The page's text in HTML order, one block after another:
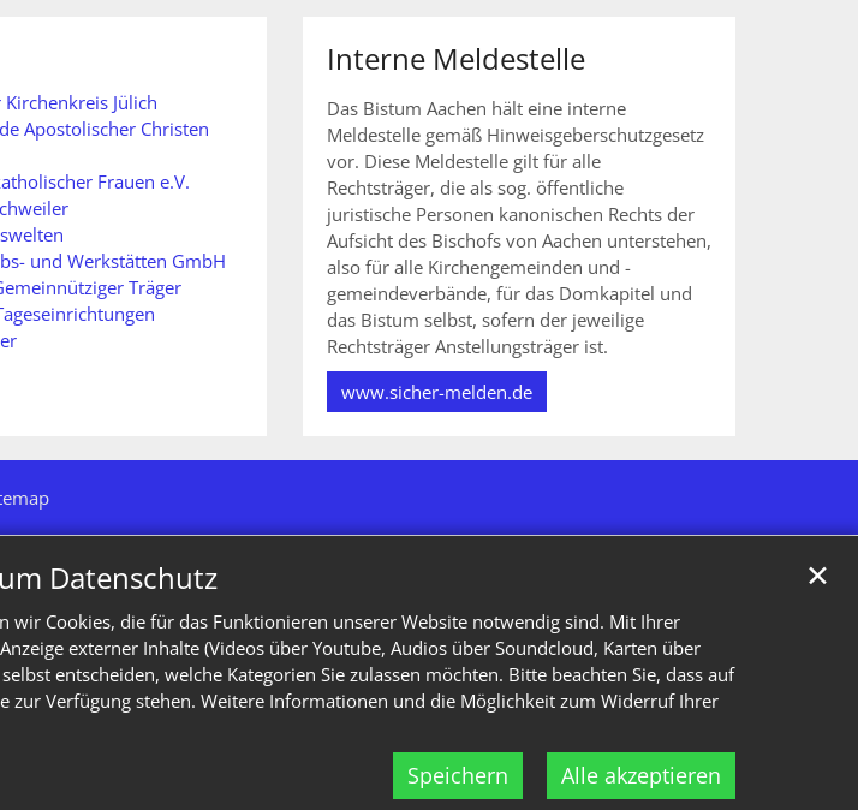
Datenschutz
Cookies, die für das Funktionieren unserer Website notwendig sind. Mit Ihrer
externer Inhalte (Videos über Youtube, Audios über Soundcloud, Karten über
entscheiden, welche Kategorien Sie zulassen möchten. Bitte beachten Sie, dass auf
Verfügung stehen. Weitere Informationen und die Möglichkeit zum Widerruf Ihrer
Speichern Alle akzeptieren
✕
Kirchenkreis Jülich
Apostolischer Christen
Frauen e.V.
und Werkstätten GmbH
Träger
Interne Meldestelle
Das Bistum Aachen hält eine interne
Meldestelle gemäß Hinweisgeberschutzgesetz
vor. Diese Meldestelle gilt für alle
Rechtsträger, die als sog. öffentliche
juristische Personen kanonischen Rechts der
Aufsicht des Bischofs von Aachen unterstehen,
also für alle Kirchengemeinden und -
gemeindeverbände, für das Domkapitel und
das Bistum selbst, sofern der jeweilige
Rechtsträger Anstellungsträger ist.
www.sicher-melden.de